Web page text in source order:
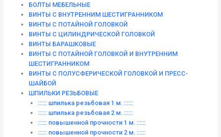
БОЛТЫ МЕБЕЛЬНЫЕ
ВИНТЫ С ВНУТРЕННИМ ШЕСТИГРАННИКОМ
ВИНТЫ С ПОТАЙНОЙ ГОЛОВКОЙ
ВИНТЫ С ЦИЛИНДРИЧЕСКОЙ ГОЛОВКОЙ
ВИНТЫ БАРАШКОВЫЕ
ВИНТЫ С ПОТАЙНОЙ ГОЛОВКОЙ И ВНУТРЕННИМ
ШЕСТИГРАННИКОМ
ВИНТЫ С ПОЛУСФЕРИЧЕСКОЙ ГОЛОВКОЙ И ПРЕСС-
ШАЙБОЙ
ШПИЛЬКИ РЕЗЬБОВЫЕ
:::::: шпилька резьбовая 1 м. ::::::
:::::: шпилька резьбовая 2 м. ::::::
:::::: повышенной прочности 1 м. ::::::
:::::: повышенной прочности 2 м. ::::::